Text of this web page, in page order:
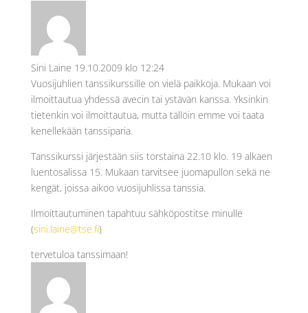
Sini Laine 19.10.2009 klo 12:24
Vuosijuhlien tanssikurssille on vielä paikkoja. Mukaan voi
ilmoittautua yhdessä avecin tai ystävän kanssa. Yksinkin
tietenkin voi ilmoittautua, mutta tällöin emme voi taata
kenellekään tanssiparia.
Tanssikurssi järjestään siis torstaina 22.10 klo. 19 alkaen
luentosalissa 15. Mukaan tarvitsee juomapullon sekä ne
kengät, joissa aikoo vuosijuhlissa tanssia.
Ilmoittautuminen tapahtuu sähköpostitse minulle
(sini.laine@tse.fi)
tervetuloa tanssimaan!